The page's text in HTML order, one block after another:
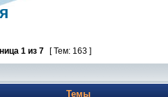
1 из 7 [ Тем: 163 ]
Темы